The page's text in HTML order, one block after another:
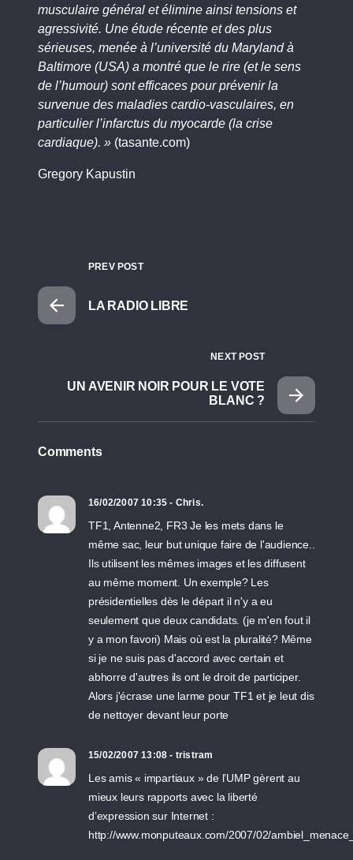
musculaire général et élimine ainsi tensions et
agressivité. Une étude récente et des plus
sérieuses, menée à l’université du Maryland à
Baltimore (USA) a montré que le rire (et le sens
de l’humour) sont efficaces pour prévenir la
survenue des maladies cardio-vasculaires, en
particulier l’infarctus du myocarde (la crise
cardiaque). » (tasante.com)
Gregory Kapustin
PREV POST
LA RADIO LIBRE
NEXT POST
UN AVENIR NOIR POUR LE VOTE
BLANC ?
Comments
16/02/2007 10:35 - Chris.
TF1, Antenne2, FR3 Je les mets dans le
même sac, leur but unique faire de l'audience..
Ils utilisent les mêmes images et les diffusent
au même moment. Un exemple? Les
présidentielles dès le départ il n'y a eu
seulement que deux candidats. (je m'en fout il
y a mon favori) Mais où est la pluralité? Même
si je ne suis pas d'accord avec certain et
abhorre d'autres ils ont le droit de participer.
Alors j'écrase une larme pour TF1 et je leut dis
de nettoyer devant leur porte
15/02/2007 13:08 - tristram
Les amis « impartiaux » de l’UMP gèrent au
mieux leurs rapports avec la liberté
d’expression sur Internet :
http://www.monputeaux.com/2007/02/